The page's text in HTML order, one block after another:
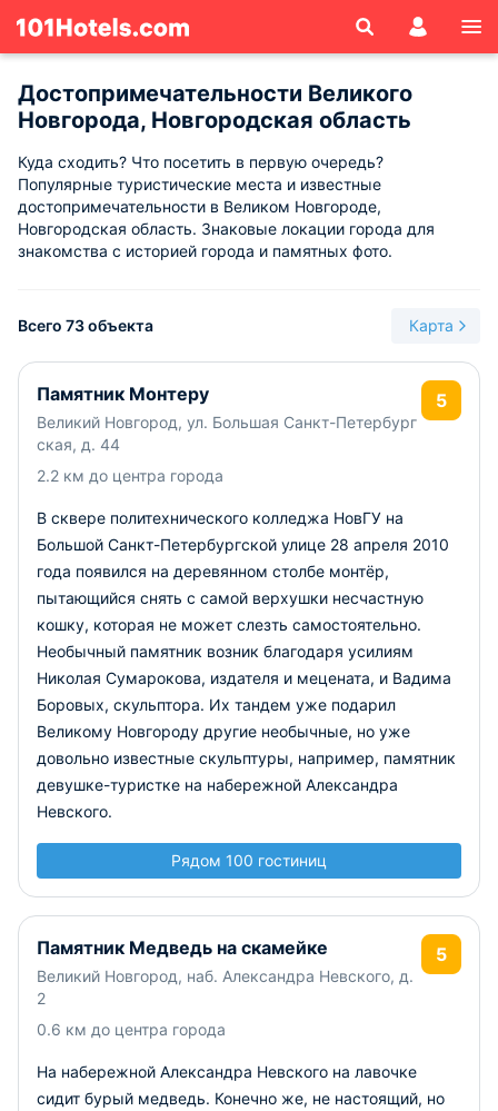
Достопримечательности Великого
Новгорода, Новгородская область
Куда сходить? Что посетить в первую очередь?
Популярные туристические места и известные
достопримечательности в Великом Новгороде,
Новгородская область. Знаковые локации города для
знакомства с историей города и памятных фото.
Всего 73 объекта Карта
Памятник Монтеру
Великий Новгород, ул. Большая Санкт-Петербург
ская, д. 44
2.2 км до центра города
5
В сквере политехнического колледжа НовГУ на
Большой Санкт-Петербургской улице 28 апреля 2010
года появился на деревянном столбе монтёр,
пытающийся снять с самой верхушки несчастную
кошку, которая не может слезть самостоятельно.
Необычный памятник возник благодаря усилиям
Николая Сумарокова, издателя и мецената, и Вадима
Боровых, скульптора. Их тандем уже подарил
Великому Новгороду другие необычные, но уже
довольно известные скульптуры, например, памятник
девушке-туристке на набережной Александра
Невского.
Рядом 100 гостиниц
Памятник Медведь на скамейке
Великий Новгород, наб. Александра Невского, д.
2
0.6 км до центра города
5
На набережной Александра Невского на лавочке
сидит бурый медведь. Конечно же, не настоящий, но